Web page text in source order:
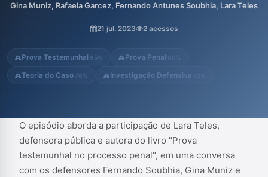
da prova testemunhal no contexto do sistema penal,
discussão também explora a experiência de Lara como
Gina Muniz, Rafaela Garcez, Fernando Antunes Soubhia, Lara Teles
21 jul. 2023 2 acessos
Prova Testemunhal 95% Prova Penal
Teoria do Caso 78% Investigação Defensiva
O episódio aborda a participação de Lara Teles,
defensora pública e autora do livro "Prova
testemunhal no processo penal", em uma conversa
com os defensores Fernando Soubhia, Gina Muniz e